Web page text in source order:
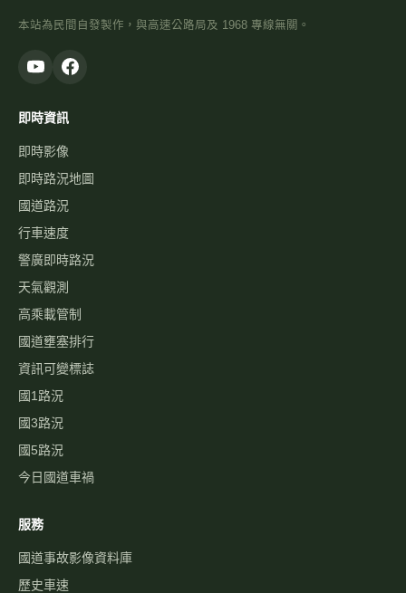
本站為民間自發製作，與高速公路局及 1968 專線無關。
即時資訊
即時影像
即時路況地圖
國道路況
行車速度
警廣即時路況
天氣觀測
高乘載管制
國道壅塞排行
資訊可變標誌
國1路況
國3路況
國5路況
今日國道車禍
服務
國道事故影像資料庫
歷史車速